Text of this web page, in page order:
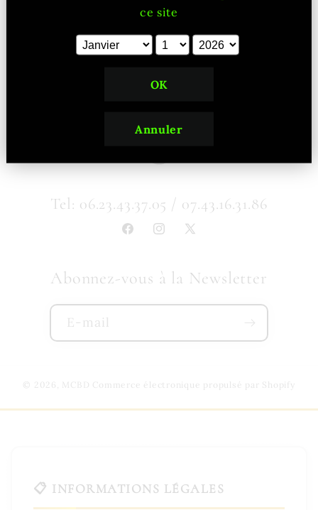
Tel: 06.23.43.37.05 / 07.43.16.31.86
FacebookInstagram
X
Abonnez-vous à la Newsletter
E-mail
© 2026, MCBD Commerce électronique propulsé par Shopify
📋 INFORMATIONS LÉGALES
ce site
OK
Annuler